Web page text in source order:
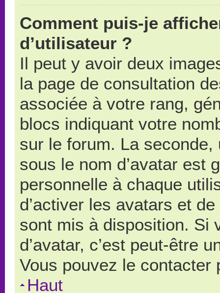
Comment puis-je
d’utilisateur ?
Il peut y avoir deux
la page de consultation
associée à votre rang,
blocs indiquant votre
sur le forum. La
sous le nom d’avatar est
personnelle à chaque
d’activer les avatars et
sont mis à disposition. Si
d’avatar, c’est peut-être
Vous pouvez le contacter
Haut